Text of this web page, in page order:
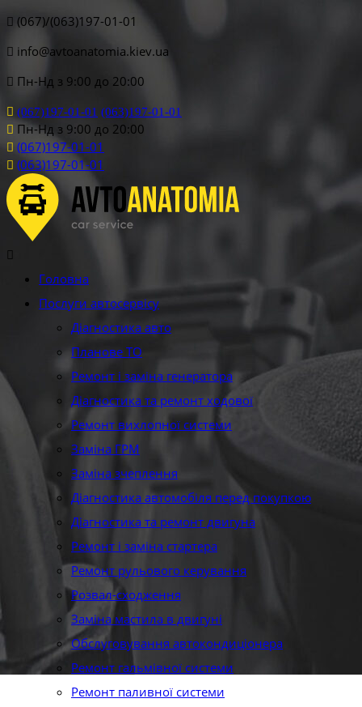
(067)/(063)197-01-01
info@avtoanatomia.kiev.ua
Пн-Нд з 9:00 до 20:00
(067)197-01-01 (063)197-01-01
Пн-Нд з 9:00 до 20:00
(067)197-01-01
(063)197-01-01
Головна
Послуги автосервісу
Діагностика авто
Планове ТО
Ремонт і заміна генератора
Діагностика та ремонт ходової
Ремонт вихлопної системи
Заміна ГРМ
Заміна зчеплення
Діагностика автомобіля перед покупкою
Діагностика та ремонт двигуна
Ремонт і заміна стартера
Ремонт рульового керування
Розвал-сходження
Заміна мастила в двигуні
Обслуговування автокондиціонера
Ремонт гальмівної системи
Ремонт паливної системи